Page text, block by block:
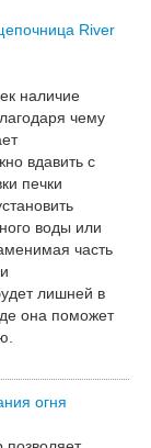
River
наличие
чему
вдавить с
печки
воды или
часть
лишней в
она поможет
огня